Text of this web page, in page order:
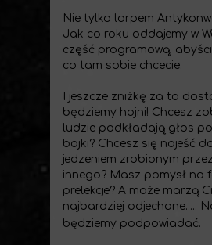
Nie tylko larpem
Jak co roku oddajemy w
część programową,
co tam sobie chcecie.
I jeszcze zniżkę za to
będziemy hojni! Chcesz
ludzie podkładają głos
bajki? Chcesz się najeść
jedzeniem zrobionym
innego? Masz pomysł na
prelekcje? A może marzą
najbardziej odjechane.....
będziemy podpowiadać.